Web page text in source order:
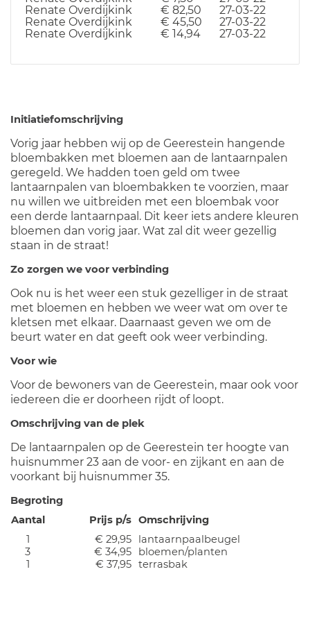
Renate Overdijkink
€ 82,50
27-03-22
Renate Overdijkink
€ 45,50
27-03-22
Renate Overdijkink
€ 14,94 27-03-22
Initiatiefomschrijving
Vorig jaar hebben wij op de Geerestein hangende
bloembakken met bloemen aan de lantaarnpalen
geregeld. We hadden toen geld om twee
lantaarnpalen van bloembakken te voorzien, maar
nu willen we uitbreiden met een bloembak voor
een derde lantaarnpaal. Dit keer iets andere kleuren
bloemen dan vorig jaar. Wat zal dit weer gezellig
staan in de straat!
Zo zorgen we voor verbinding
Ook nu is het weer een stuk gezelliger in de straat
met bloemen en hebben we weer wat om over te
kletsen met elkaar. Daarnaast geven we om de
beurt water en dat geeft ook weer verbinding.
Voor wie
Voor de bewoners van de Geerestein, maar ook voor
iedereen die er doorheen rijdt of loopt.
Omschrijving van de plek
De lantaarnpalen op de Geerestein ter hoogte van
huisnummer 23 aan de voor- en zijkant en aan de
voorkant bij huisnummer 35.
Begroting
Aantal
Prijs p/s Omschrijving
1
€ 29,95
lantaarnpaalbeugel
3
€ 34,95
bloemen/planten
1
€ 37,95 terrasbak